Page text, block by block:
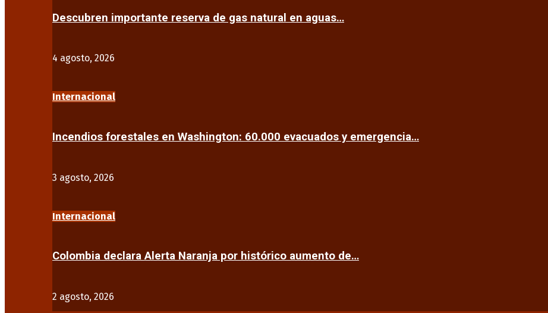
Descubren importante reserva de gas natural en aguas…
4 agosto, 2026
Internacional
Incendios forestales en Washington: 60.000 evacuados y emergencia…
3 agosto, 2026
Internacional
Colombia declara Alerta Naranja por histórico aumento de…
2 agosto, 2026